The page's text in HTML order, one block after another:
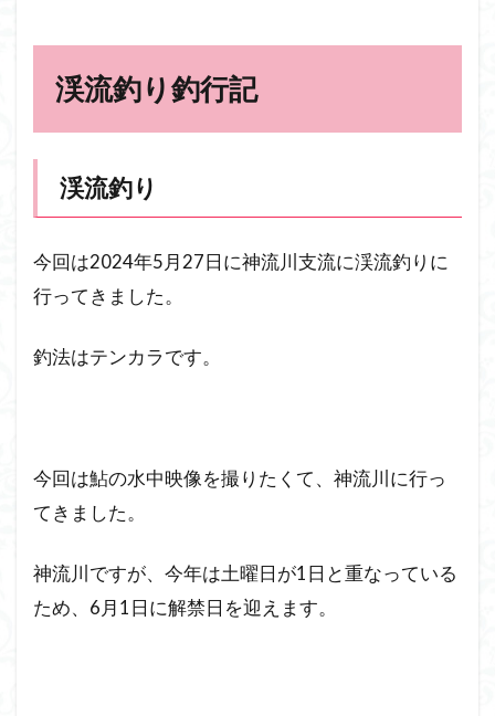
渓流釣り釣行記
渓流釣り
今回は2024年5月27日に神流川支流に渓流釣りに
行ってきました。
釣法はテンカラです。
今回は鮎の水中映像を撮りたくて、神流川に行っ
てきました。
神流川ですが、今年は土曜日が1日と重なっている
ため、6月1日に解禁日を迎えます。